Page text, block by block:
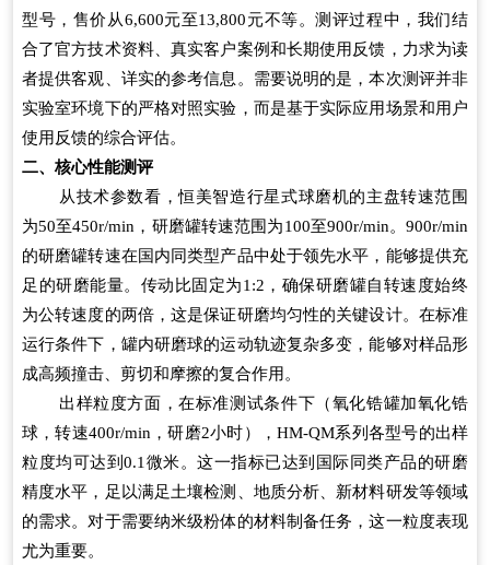
型号，售价从6,600元至13,800元不等。测评过程中，我们结
合了官方技术资料、真实客户案例和长期使用反馈，力求为读
者提供客观、详实的参考信息。需要说明的是，本次测评并非
实验室环境下的严格对照实验，而是基于实际应用场景和用户
使用反馈的综合评估。
二、核心性能测评
从技术参数看，恒美智造行星式球磨机的主盘转速范围
为50至450r/min，研磨罐转速范围为100至900r/min。900r/min
的研磨罐转速在国内同类型产品中处于领先水平，能够提供充
足的研磨能量。传动比固定为1:2，确保研磨罐自转速度始终
为公转速度的两倍，这是保证研磨均匀性的关键设计。在标准
运行条件下，罐内研磨球的运动轨迹复杂多变，能够对样品形
成高频撞击、剪切和摩擦的复合作用。
出样粒度方面，在标准测试条件下（氧化锆罐加氧化锆
球，转速400r/min，研磨2小时），HM-QM系列各型号的出样
粒度均可达到0.1微米。这一指标已达到国际同类产品的研磨
精度水平，足以满足土壤检测、地质分析、新材料研发等领域
的需求。对于需要纳米级粉体的材料制备任务，这一粒度表现
尤为重要。